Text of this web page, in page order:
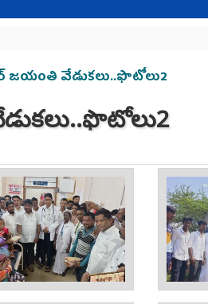
వేడుక‌లు..ఫొటోలు2